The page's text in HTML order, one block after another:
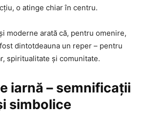
o atinge chiar în centru.
moderne arată că, pentru omenire,
dintotdeauna un reper – pentru
spiritualitate și comunitate.
iarnă – semnificații
simbolice